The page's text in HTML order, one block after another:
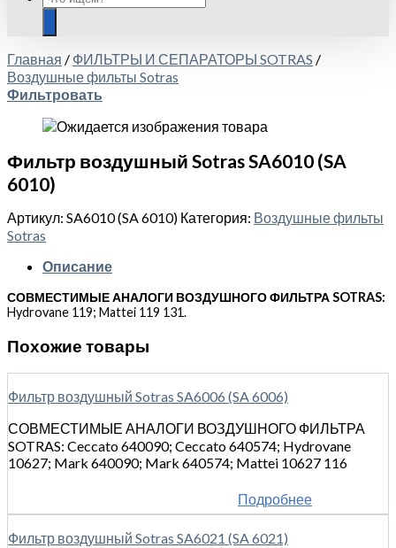
Главная / ФИЛЬТРЫ И СЕПАРАТОРЫ SOTRAS /
Воздушные фильты Sotras
Фильтровать
Фильтр воздушный Sotras SA6010 (SA
6010)
Артикул: SA6010 (SA 6010) Категория: Воздушные фильты
Sotras
Описание
СОВМЕСТИМЫЕ АНАЛОГИ ВОЗДУШНОГО ФИЛЬТРА SOTRAS:
Hydrovane 119; Mattei 119 131.
Похожие товары
Фильтр воздушный Sotras SA6006 (SA 6006)
СОВМЕСТИМЫЕ АНАЛОГИ ВОЗДУШНОГО ФИЛЬТРА
SOTRAS: Ceccato 640090; Ceccato 640574; Hydrovane
10627; Mark 640090; Mark 640574; Mattei 10627 116
Подробнее
Фильтр воздушный Sotras SA6021 (SA 6021)